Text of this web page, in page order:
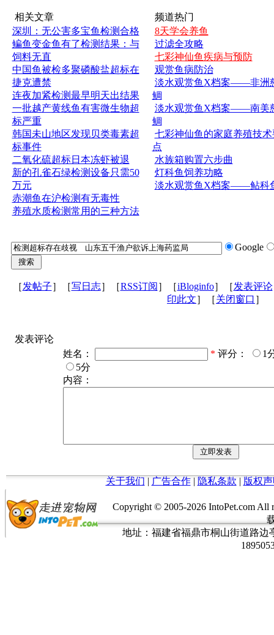
相关文章
深圳：无公害多宝鱼检测合格
鳊鱼变金鱼有了检测结果：与
饲料无直
中国鱼被检多聚磷酸盐超标在
捷克遭禁
连夜加紧检测最早明天出结果
一批越产黄线鱼有害微生物超
标严重
韩国未山地区发现贝类毒素超
标事件
二氧化硫超标日本冻虾被退
新的孔雀石绿检测设备只需50
万元
赤潮鱼在沪检测有无毒性
养殖水质检测常用的三种方法
频道热门
8天学会养鱼
过滤全攻略
七彩神仙鱼疾病与预防
观赏鱼病防治
淡水观赏鱼X档案——非洲
鲷
淡水观赏鱼X档案——南美
鲷
七彩神仙鱼的家庭养殖技术
点
水族箱购置六步曲
灯科鱼饲养功略
淡水观赏鱼X档案——鲇科
Google
［发帖子］［写日志］［RSS订阅 ］［iBloginfo］［发表评论
印此文］［关闭窗口 ］
发表评论
姓名：
* 评分：
1
5分
内容：
关于我们 | 广告合作| 隐私条款 | 版权
Copyright © 2005-2026 IntoPet.com
地址：福建省福鼎市桐山街道路边